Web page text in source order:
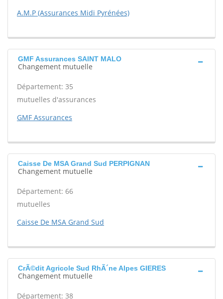
A.M.P (Assurances Midi Pyrénées)
GMF Assurances SAINT MALO
Changement mutuelle
Département: 35
mutuelles d'assurances
GMF Assurances
Caisse De MSA Grand Sud PERPIGNAN
Changement mutuelle
Département: 66
mutuelles
Caisse De MSA Grand Sud
CrÃ©dit Agricole Sud RhÃ´ne Alpes GIERES
Changement mutuelle
Département: 38